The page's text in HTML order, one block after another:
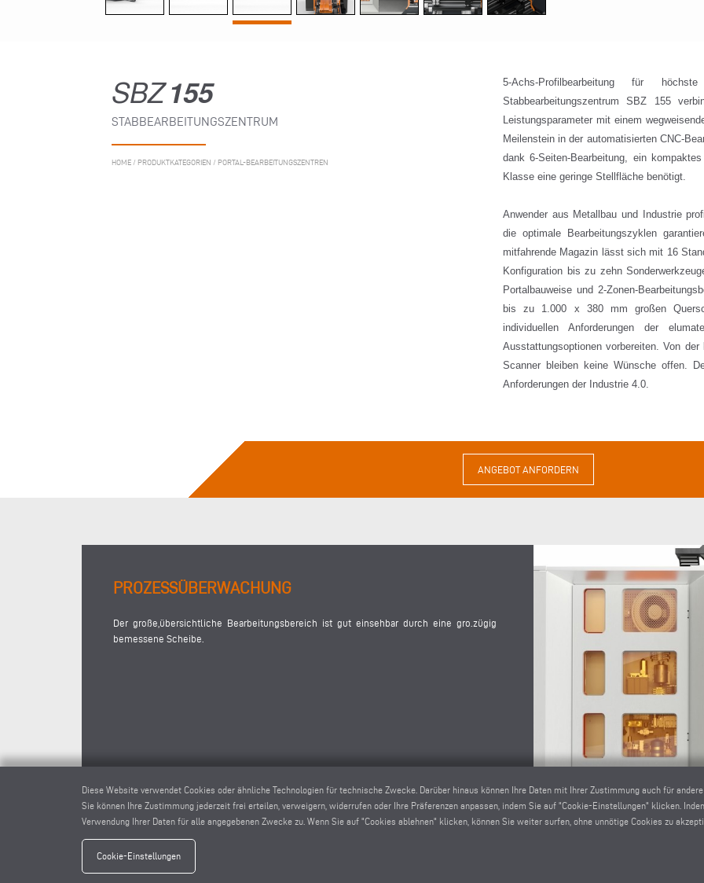
SBZ155
STABBEARBEITUNGSZENTRUM
HOME/ PRODUKTKATEGORIEN / PORTAL-BEARBEITUNGSZENTREN
5-Achs-Profilbearbeitung für
Stabbearbeitungszentrum SBZ 155
Leistungsparameter mit einem
Meilenstein in der automatisierten CNC-
dank 6-Seiten-Bearbeitung, ein
Klasse eine geringe Stellfläche benötigt.
Anwender aus Metallbau und Industrie
die optimale Bearbeitungszyklen
mitfahrende Magazin lässt sich mit 16
Konfiguration bis zu zehn
Portalbauweise und 2-Zonen-
bis zu 1.000 x 380 mm großen
individuellen Anforderungen der
Ausstattungsoptionen vorbereiten. Von
Scanner bleiben keine Wünsche offen.
Anforderungen der Industrie 4.0.
ANGEBOT ANFORDERN
PROZESSÜBERWACHUNG
Der große,übersichtliche Bearbeitungsbereich ist gut einsehbar durch eine gro.zügig
bemessene Scheibe.
Diese Website verwendet Cookies oder ähnliche Technologien für technische Zwecke. Darüber hinaus können Ihre Daten mit Ihrer Zustimmung auch für
Sie können Ihre Zustimmung jederzeit frei erteilen, verweigern, widerrufen oder Ihre Präferenzen anpassen, indem Sie auf "Cookie-Einstellungen" klicken.
Verwendung Ihrer Daten für alle angegebenen Zwecke zu. Wenn Sie auf "Cookies ablehnen" klicken, können Sie weiter surfen, ohne unnötige Cookies zu
Cookie-Einstellungen